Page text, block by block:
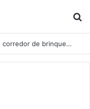
Por que a Mattel continua presa ao corredor de brinquedos